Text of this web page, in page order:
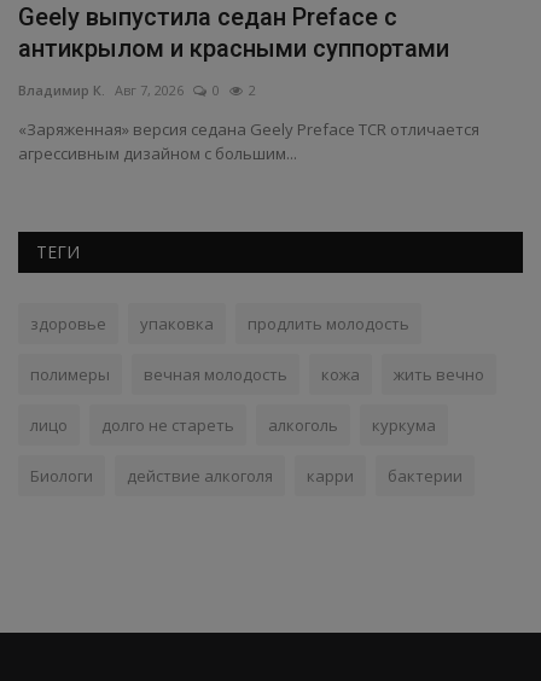
Geely выпустила седан Preface с
антикрылом и красными суппортами
Владимир К. Авг 7, 2026 0 2
«Заряженная» версия седана Geely Preface TCR отличается
агрессивным дизайном с большим...
ТЕГИ
здоровье упаковка продлить молодость
полимеры вечная молодость кожа жить вечно
лицо долго не стареть алкоголь куркума
Биологи действие алкоголя карри бактерии